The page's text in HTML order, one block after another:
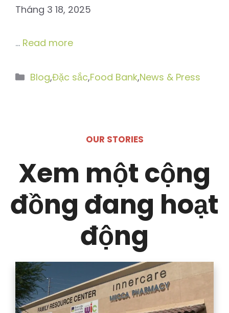
Tháng 3 18, 2025
… Read more
Danh
Blog,Đặc sắc,Food Bank,News & Press
OUR STORIES
Xem một cộng
đồng đang hoạt
động